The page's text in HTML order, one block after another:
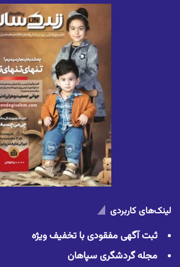
لینک‌های کاربردی
ثبت آگهی مفقودی با تخفیف ویژه
مجله گردشگری سپاهان